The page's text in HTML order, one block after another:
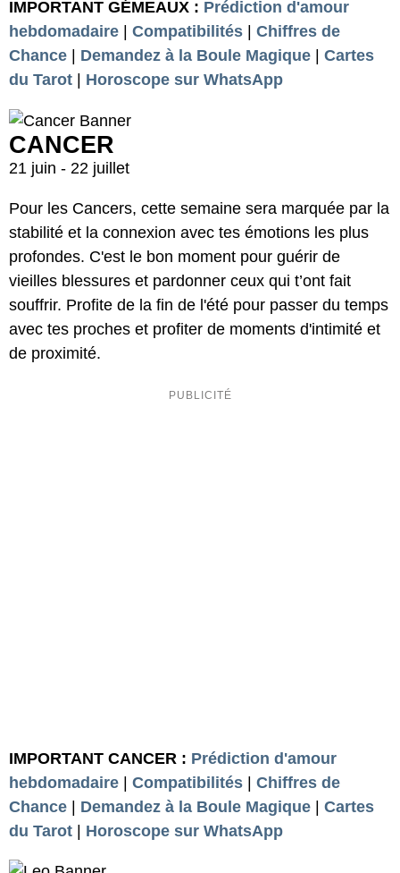
IMPORTANT GÉMEAUX : Prédiction d'amour
hebdomadaire | Compatibilités | Chiffres de
Chance | Demandez à la Boule Magique | Cartes
du Tarot | Horoscope sur WhatsApp
CANCER
21 juin - 22 juillet
Pour les Cancers, cette semaine sera marquée par la
stabilité et la connexion avec tes émotions les plus
profondes. C'est le bon moment pour guérir de
vieilles blessures et pardonner ceux qui t’ont fait
souffrir. Profite de la fin de l'été pour passer du temps
avec tes proches et profiter de moments d'intimité et
de proximité.
IMPORTANT CANCER : Prédiction d'amour
hebdomadaire | Compatibilités | Chiffres de
Chance | Demandez à la Boule Magique | Cartes
du Tarot | Horoscope sur WhatsApp